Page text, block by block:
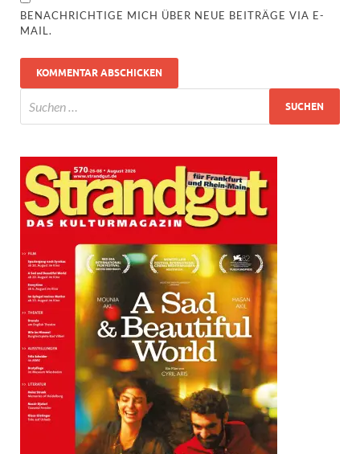
BENACHRICHTIGE MICH ÜBER NEUE BEITRÄGE VIA E-
MAIL.